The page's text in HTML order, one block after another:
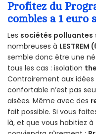
Profitez du
combles a 1 euro
Les sociétés polluantes
nombreuses à LESTREM
semble donc être une
tous les cas : isolation
Contrairement aux
confortable n’est pas
aisées. Même avec des
fait possible. Si vous
là, et que vous habitiez à